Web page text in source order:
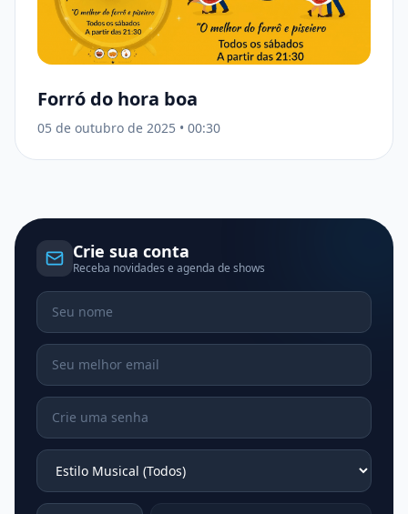
Forró do hora boa
05 de outubro de 2025 • 00:30
Crie sua conta
Receba novidades e agenda de shows